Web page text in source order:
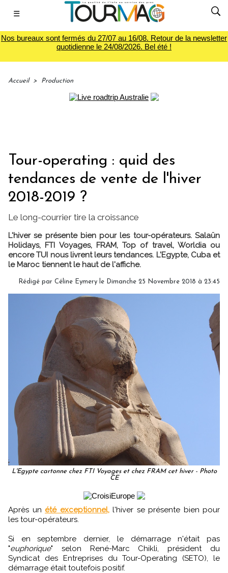
☰
Nos bureaux sont fermés du 27/07 au 16/08. Retour de la newsletter
quotidienne le 24/08/2026. Bel été !
Accueil > Production
Tour-operating : quid des
tendances de vente de l'hiver
2018-2019 ?
Le long-courrier tire la croissance
L'hiver se présente bien pour les tour-opérateurs. Salaün
Holidays, FTI Voyages, FRAM, Top of travel, Worldia ou
encore TUI nous livrent leurs tendances. L'Egypte, Cuba et
le Maroc tiennent le haut de l'affiche.
Rédigé par Céline Eymery le Dimanche 25 Novembre 2018 à 23:45
L'Egypte cartonne chez FTI Voyages et chez FRAM cet hiver - Photo
CE
Après un été exceptionnel,l'hiver se présente bien pour
les tour-opérateurs.
Si en septembre dernier, le démarrage n'était pas
"euphorique" selon René-Marc Chikli, président du
Syndicat des Entreprises du Tour-Operating (SETO), le
démarrage était toutefois positif.